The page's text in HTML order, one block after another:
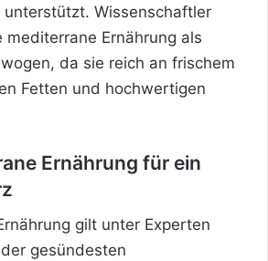
unterstützt. Wissenschaftler
Ernährung als
da sie reich an frischem
Fetten und hochwertigen
Ernährung für ein
gilt unter Experten
gesündesten